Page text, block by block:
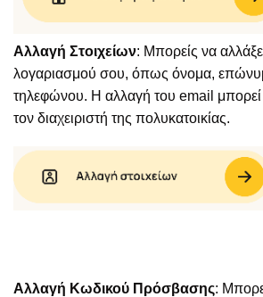
Αλλαγή Στοιχείων: Μπορείς να
λογαριασμού σου, όπως όνομα,
τηλεφώνου. Η αλλαγή του email μπορεί
τον διαχειριστή της πολυκατοικίας.
Αλλαγή Κωδικού Πρόσβασης: